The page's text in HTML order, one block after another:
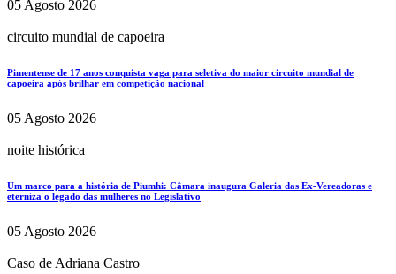
05 Agosto 2026
circuito mundial de capoeira
Pimentense de 17 anos conquista vaga para seletiva do maior circuito mundial de
capoeira após brilhar em competição nacional
05 Agosto 2026
noite histórica
Um marco para a história de Piumhi: Câmara inaugura Galeria das Ex-Vereadoras e
eterniza o legado das mulheres no Legislativo
05 Agosto 2026
Caso de Adriana Castro